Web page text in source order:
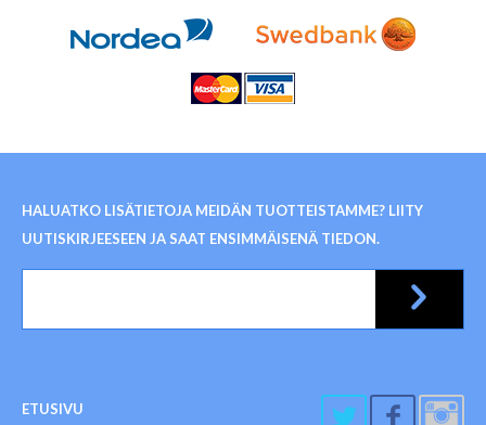
HALUATKO LISÄTIETOJA MEIDÄN TUOTTEISTAMME? LIITY
UUTISKIRJEESEEN JA SAAT ENSIMMÄISENÄ TIEDON.
ETUSIVU